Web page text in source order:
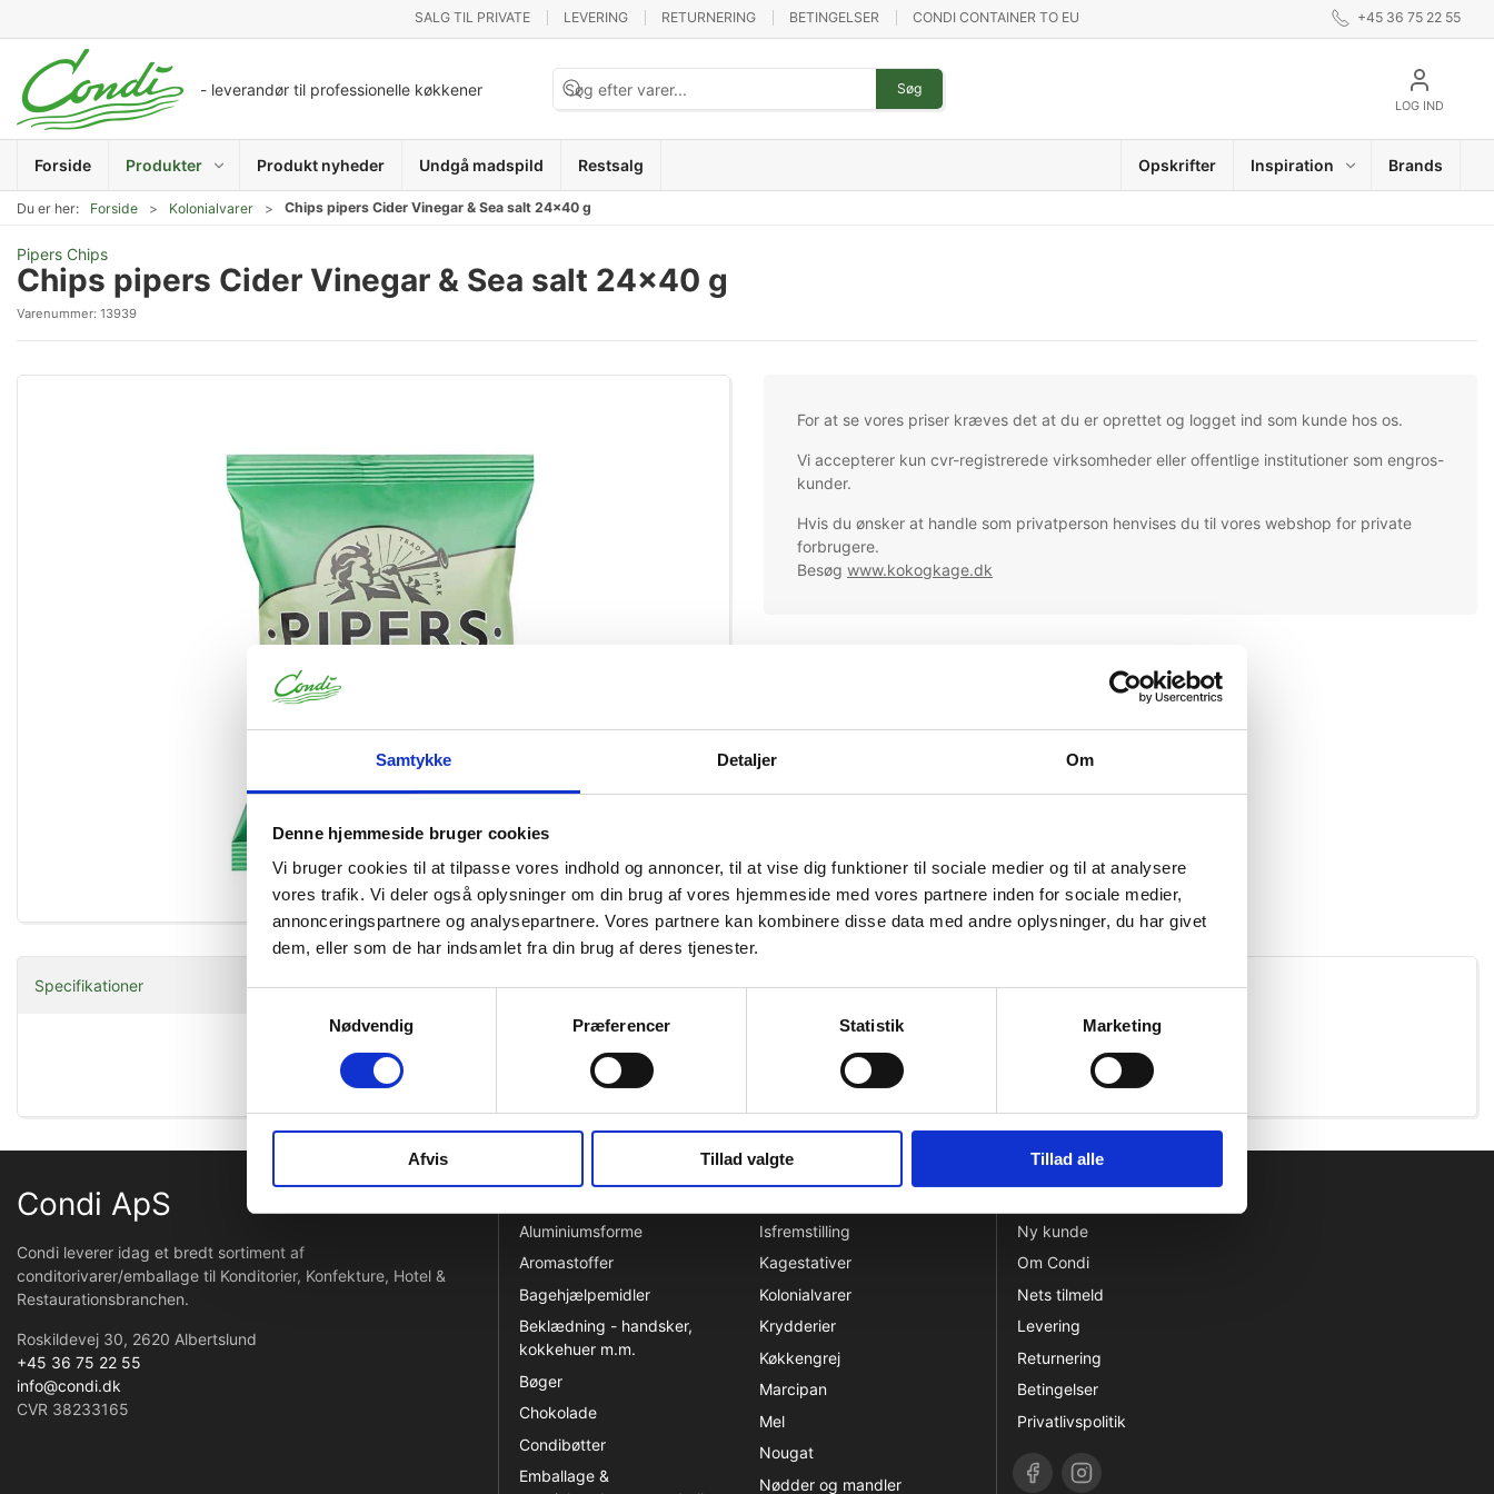
Samtykke Detaljer Om
Denne hjemmeside bruger cookies
Vi bruger cookies til at tilpasse vores indhold og annoncer, til at vise dig funktioner til sociale medier og til at analysere
vores trafik. Vi deler også oplysninger om din brug af vores hjemmeside med vores partnere inden for sociale medier,
annonceringspartnere og analysepartnere. Vores partnere kan kombinere disse data med andre oplysninger, du har givet
dem, eller som de har indsamlet fra din brug af deres tjenester.
Nødvendig
Præferencer Statistik Marketing
Afvis Tillad valgte Tillad alle
SALG TIL PRIVATE LEVERING RETURNERING BETINGELSER CONDI CONTAINER TO EU +45 36 75 22 55
- leverandør til professionelle køkkener Søg
LOG IND
Forside Produkter Produkt nyheder Undgå madspild Restsalg Opskrifter Inspiration Brands
Du er her: Forside Kolonialvarer Chips pipers Cider Vinegar & Sea salt 24x40 g
Pipers Chips
Chips pipers Cider Vinegar & Sea salt 24x40 g
Varenummer: 13939
Forstør
For at se vores priser kræves det at du er oprettet og logget ind som kunde hos os.
Vi accepterer kun cvr-registrerede virksomheder eller offentlige institutioner som engros-
kunder.
Hvis du ønsker at handle som privatperson henvises du til vores webshop for private
forbrugere.
Besøg www.kokogkage.dk
Specifikationer
Condi ApS
Condi leverer idag et bredt sortiment af
conditorivarer/emballage til Konditorier, Konfekture, Hotel &
Restaurationsbranchen.
Roskildevej 30, 2620 Albertslund
+45 36 75 22 55
info@condi.dk
CVR 38233165
Aluminiumsforme
Aromastoffer
Bagehjælpemidler
Beklædning - handsker,
kokkehuer m.m.
Bøger
Chokolade
Condibøtter
Emballage &
Isfremstilling
Kagestativer
Kolonialvarer
Krydderier
Køkkengrej
Marcipan
Mel
Nougat
Nødder og mandler
Ny kunde
Om Condi
Nets tilmeld
Levering
Returnering
Betingelser
Privatlivspolitik